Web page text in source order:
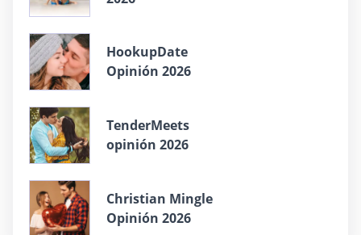
HookupDate
Opinión 2026
TenderMeets
opinión 2026
Christian Mingle
Opinión 2026